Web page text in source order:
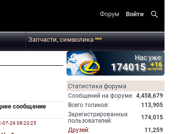
Форум Войти search
Запчасти, символикаnew
сообщение
07-26 08:23:25
Нас уже:
174015 +16
за сутки
Статистика форума
Cообщений на форуме: 4,458,679
Всего топиков:
113,905
Зарегистрированных
пользователей:
174,015
Друзей:
11,259